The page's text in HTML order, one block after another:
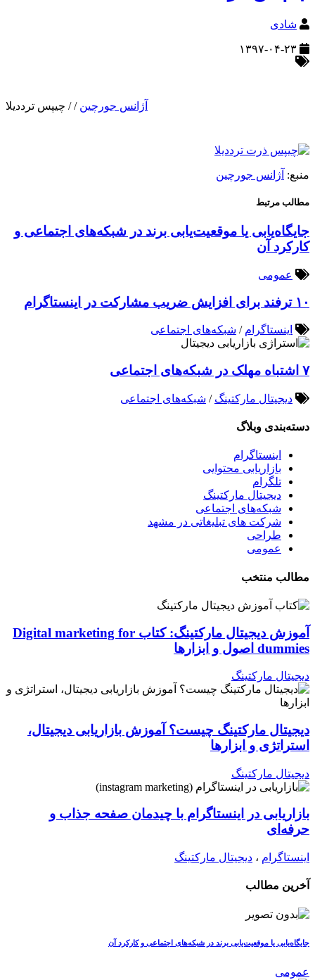
شادی
آژانس جورچین /
/ چیپس ترددیلا
منبع: آژانس جورچین
مطالب مرتبط
جایگاه‌یابی یا موقعیت‌یابی برند در شبکه‌های اجتماعی و
کارکرد آن
عمومی
۱۰ ترفند برای افزایش ضریب مشارکت در اینستاگرام
اینستاگرام / شبکه‌های اجتماعی
۷ اشتباه مهلک در شبکه‌های اجتماعی
دیجیتال مارکتینگ / شبکه‌های اجتماعی
دسته‌بندی وبلاگ
اینستاگرام
بازاریابی محتوایی
تلگرام
دیجیتال مارکتینگ
شبکه‌های اجتماعی
شرکت های تبلیغاتی در مشهد
طراحی
عمومی
مطالب منتخب
آموزش دیجیتال مارکتینگ: کتاب Digital marketing for
dummies اصول و ابزارها
دیجیتال مارکتینگ
دیجیتال مارکتینگ چیست؟ آموزش بازاریابی دیجیتال،
استراتژی و ابزارها
دیجیتال مارکتینگ
بازاریابی در اینستاگرام با چیدمان صفحه جذاب و
حرفه‌ای
اینستاگرام ، دیجیتال مارکتینگ
آخرین مطالب
جایگاه‌یابی یا موقعیت‌یابی برند در شبکه‌های اجتماعی و کارکرد آن
عمومی